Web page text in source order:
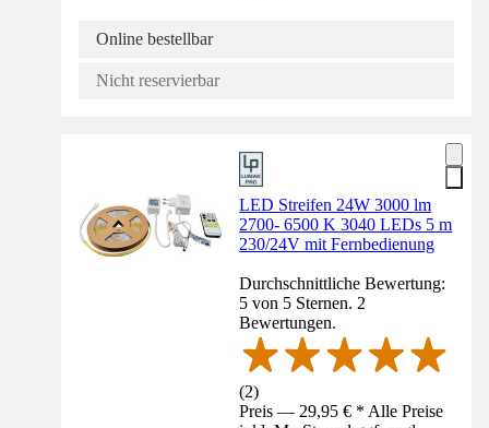
Online bestellbar
Nicht reservierbar
LED Streifen 24W 3000 lm
2700- 6500 K 3040 LEDs 5 m
230/24V mit Fernbedienung
Durchschnittliche Bewertung:
5 von 5 Sternen. 2
Bewertungen.
(2)
Preis — 29,95 € * Alle Preise